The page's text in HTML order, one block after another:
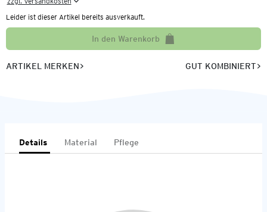
Leider ist dieser Artikel bereits ausverkauft.
In den Warenkorb
ARTIKEL MERKEN GUT KOMBINIERT
Details Material Pflege